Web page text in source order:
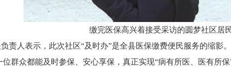
缴完医保高兴着接受采访的圆梦社区居
责人表示，此次社区“及时办”是全县医保缴费便民服务的缩影
群众都能及时参保、安心享保，真正实现“病有所医、医有所保